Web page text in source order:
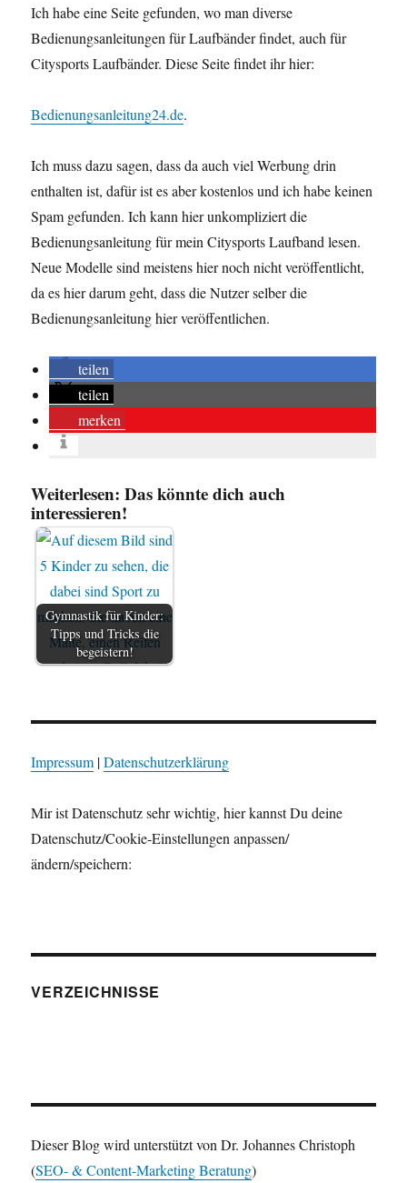
Ich habe eine Seite gefunden, wo man diverse
Bedienungsanleitungen für Laufbänder findet, auch für
Citysports Laufbänder. Diese Seite findet ihr hier:
Bedienungsanleitung24.de.
Ich muss dazu sagen, dass da auch viel Werbung drin
enthalten ist, dafür ist es aber kostenlos und ich habe keinen
Spam gefunden. Ich kann hier unkompliziert die
Bedienungsanleitung für mein Citysports Laufband lesen.
Neue Modelle sind meistens hier noch nicht veröffentlicht,
da es hier darum geht, dass die Nutzer selber die
Bedienungsanleitung hier veröffentlichen.
teilen
teilen
merken
Weiterlesen: Das könnte dich auch
interessieren!
Gymnastik für Kinder:
Tipps und Tricks die
begeistern!
Impressum |Datenschutzerklärung
Mir ist Datenschutz sehr wichtig, hier kannst Du deine
Datenschutz/Cookie-Einstellungen anpassen/
ändern/speichern:
VERZEICHNISSE
Dieser Blog wird unterstützt von Dr. Johannes Christoph
(SEO- & Content-Marketing Beratung)